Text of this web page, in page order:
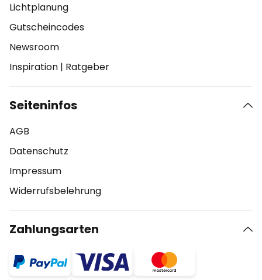
Lichtplanung
Gutscheincodes
Newsroom
Inspiration | Ratgeber
Seiteninfos
AGB
Datenschutz
Impressum
Widerrufsbelehrung
Zahlungsarten